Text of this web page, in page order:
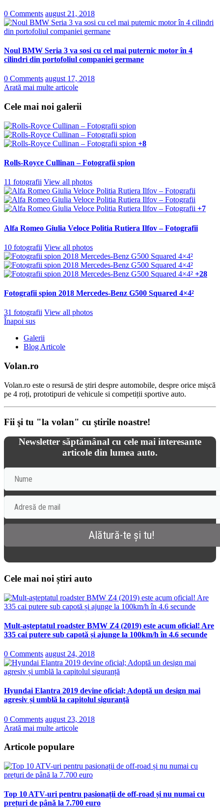
0 Comments august 21, 2018
Noul BMW Seria 3 va sosi cu cel mai puternic motor în 4
cilindri din portofoliul companiei germane
0 Comments august 17, 2018
Arată mai multe articole
Cele mai noi galerii
+8
Rolls-Royce Cullinan – Fotografii spion
11 fotografii View all photos
+7
Alfa Romeo Giulia Veloce Politia Rutiera Ilfov – Fotografii
10 fotografii View all photos
+28
Fotografii spion 2018 Mercedes-Benz G500 Squared 4×4²
31 fotografii View all photos
Înapoi sus
Galerii
Blog Articole
Volan.ro
Volan.ro este o resursă de știri despre automobile, despre orice mișcă
pe 4 roți, prototipuri de vehicule si competiții sportive auto.
Fii şi tu "la volan" cu ştirile noastre!
Newsletter săptămânal cu cele mai interesante
articole din lumea auto.
Cele mai noi știri auto
Mult-așteptatul roadster BMW Z4 (2019) este acum oficial! Are
335 cai putere sub capotă și ajunge la 100km/h în 4.6 secunde
0 Comments august 24, 2018
Hyundai Elantra 2019 devine oficial; Adoptă un design mai
agresiv și umblă la capitolul siguranță
0 Comments august 23, 2018
Arată mai multe articole
Articole populare
Top 10 ATV-uri pentru pasionații de off-road și nu numai cu
prețuri de până la 7.700 euro